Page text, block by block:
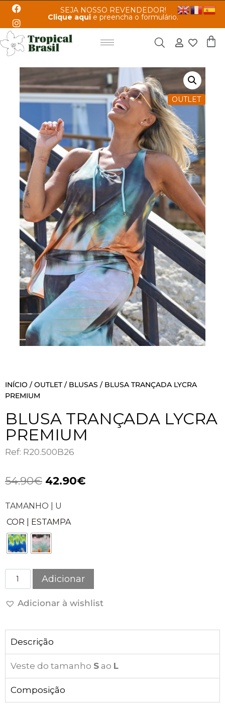
SEJA NOSSO REVENDEDOR!
Clique aqui e preencha o formulário.
OUTLET
INÍCIO /OUTLET/ BLUSAS / BLUSA TRANÇADA LYCRA
PREMIUM
BLUSA TRANÇADA LYCRA
PREMIUM
Ref: R20.500B26
54.90€ 42.90€
TAMANHO | U
COR | ESTAMPA
Adicionar
Adicionar à wishlist
Descrição
Veste do tamanho S ao L
Composição